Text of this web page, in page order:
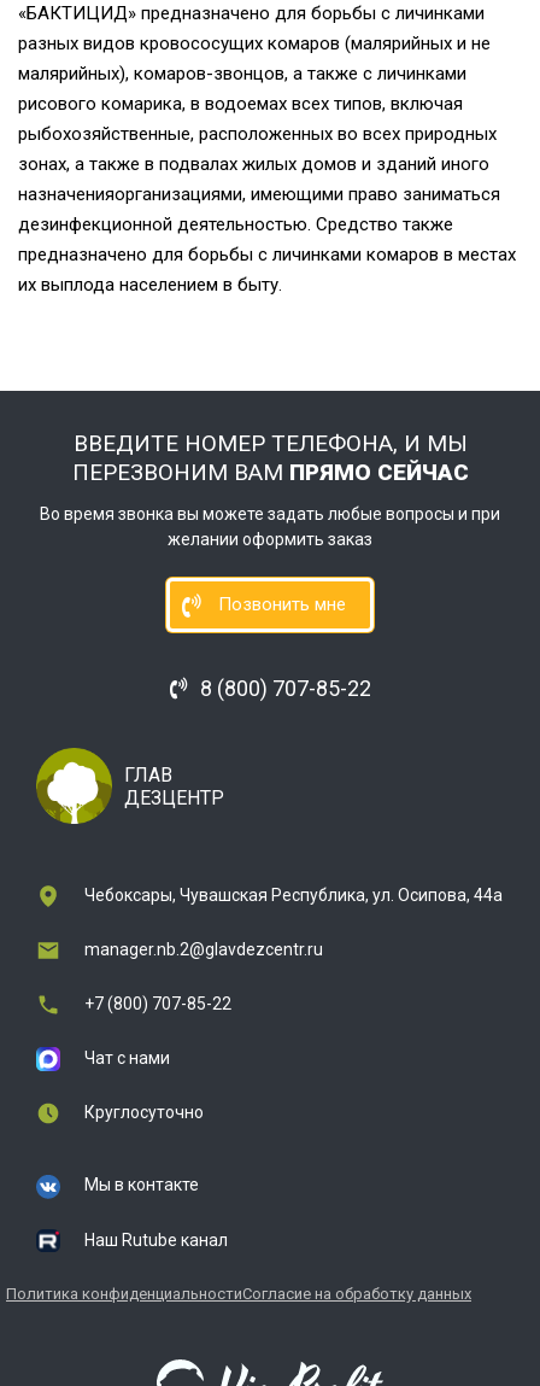
«БАКТИЦИД» предназначено для борьбы с личинками
разных видов кровососущих комаров (малярийных и не
малярийных), комаров-звонцов, а также с личинками
рисового комарика, в водоемах всех типов, включая
рыбохозяйственные, расположенных во всех природных
зонах, а также в подвалах жилых домов и зданий иного
назначенияорганизациями, имеющими право заниматься
дезинфекционной деятельностью. Средство также
предназначено для борьбы с личинками комаров в местах
их выплода населением в быту.
ВВЕДИТЕ НОМЕР ТЕЛЕФОНА, И МЫ
ПЕРЕЗВОНИМ ВАМ ПРЯМО СЕЙЧАС
Во время звонка вы можете задать любые вопросы и при
желании оформить заказ
Позвонить мне
8 (800) 707-85-22
ГЛАВ
ДЕЗЦЕНТР
Чебоксары, Чувашская Республика, ул. Осипова, 44а
manager.nb.2@glavdezcentr.ru
+7 (800) 707-85-22
Чат с нами
Круглосуточно
Мы в контакте
Наш Rutube канал
Политика конфиденциальностиСогласие на обработку данных